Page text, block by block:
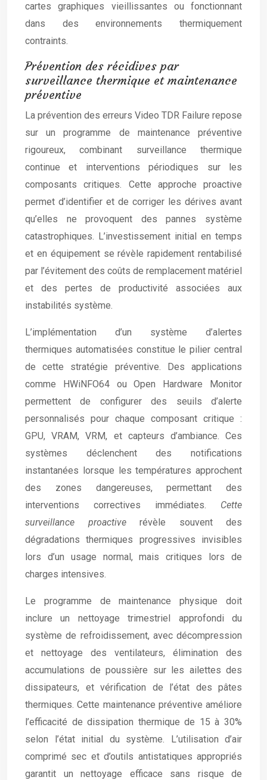
cartes graphiques vieillissantes ou fonctionnant
dans des environnements thermiquement
contraints.
Prévention des récidives par
surveillance thermique et maintenance
préventive
La prévention des erreurs Video TDR Failure repose
sur un programme de maintenance préventive
rigoureux, combinant surveillance thermique
continue et interventions périodiques sur les
composants critiques. Cette approche proactive
permet d’identifier et de corriger les dérives avant
qu’elles ne provoquent des pannes système
catastrophiques. L’investissement initial en temps
et en équipement se révèle rapidement rentabilisé
par l’évitement des coûts de remplacement matériel
et des pertes de productivité associées aux
instabilités système.
L’implémentation d’un système d’alertes
thermiques automatisées constitue le pilier central
de cette stratégie préventive. Des applications
comme HWiNFO64 ou Open Hardware Monitor
permettent de configurer des seuils d’alerte
personnalisés pour chaque composant critique :
GPU, VRAM, VRM, et capteurs d’ambiance. Ces
systèmes déclenchent des notifications
instantanées lorsque les températures approchent
des zones dangereuses, permettant des
interventions correctives immédiates. Cette
surveillance proactiverévèle souvent des
dégradations thermiques progressives invisibles
lors d’un usage normal, mais critiques lors de
charges intensives.
Le programme de maintenance physique doit
inclure un nettoyage trimestriel approfondi du
système de refroidissement, avec décompression
et nettoyage des ventilateurs, élimination des
accumulations de poussière sur les ailettes des
dissipateurs, et vérification de l’état des pâtes
thermiques. Cette maintenance préventive améliore
l’efficacité de dissipation thermique de 15 à 30%
selon l’état initial du système. L’utilisation d’air
comprimé sec et d’outils antistatiques appropriés
garantit un nettoyage efficace sans risque de